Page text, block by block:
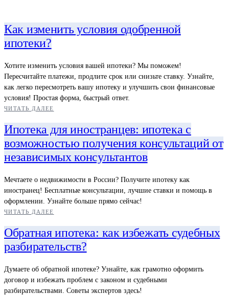
Как изменить условия одобренной
ипотеки?
Хотите изменить условия вашей ипотеки? Мы поможем!
Пересчитайте платежи, продлите срок или снизьте ставку. Узнайте,
как легко пересмотреть вашу ипотеку и улучшить свои финансовые
условия! Простая форма, быстрый ответ.
ЧИТАТЬ ДАЛЕЕ
Ипотека для иностранцев: ипотека с
возможностью получения консультаций от
независимых консультантов
Мечтаете о недвижимости в России? Получите ипотеку как
иностранец! Бесплатные консультации, лучшие ставки и помощь в
оформлении. Узнайте больше прямо сейчас!
ЧИТАТЬ ДАЛЕЕ
Обратная ипотека: как избежать судебных
разбирательств?
Думаете об обратной ипотеке? Узнайте, как грамотно оформить
договор и избежать проблем с законом и судебными
разбирательствами. Советы экспертов здесь!